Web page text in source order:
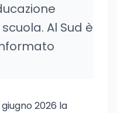
Al Sud è
2026 la